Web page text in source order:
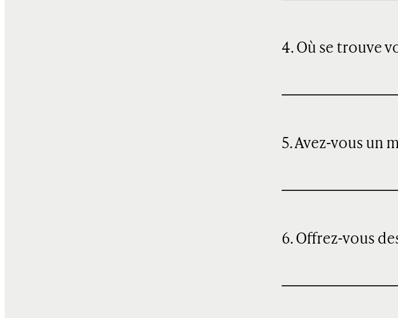
4. Où se trouve
5. Avez-vous un
6. Offrez-vous